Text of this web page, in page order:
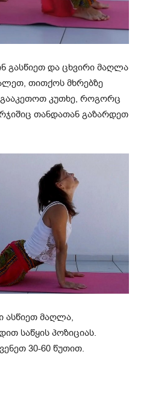
გასწიეთ და ცხვირი მაღლა
თითქოს მხრებზე
გააკეთოთ კუთხე, როგორც
თანდათან გაზარდეთ
ასწიეთ მაღლა,
საწყის პოზიციას.
30-60 წუთით.